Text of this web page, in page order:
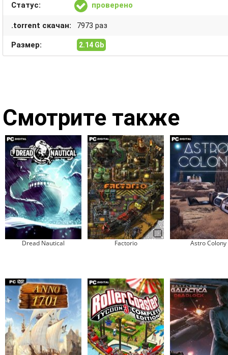
Статус: проверено
.torrent скачан: 7973 раз
Размер: 2.14 Gb
Смотрите также
Dread Nautical Factorio Astro Colony